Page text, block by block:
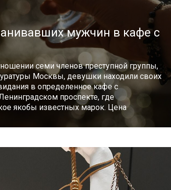
мужчин в кафе с
семи членов преступной группы,
Москвы, девушки находили своих
в определенное кафе с
проспекте, где
якобы известных марок. Цена